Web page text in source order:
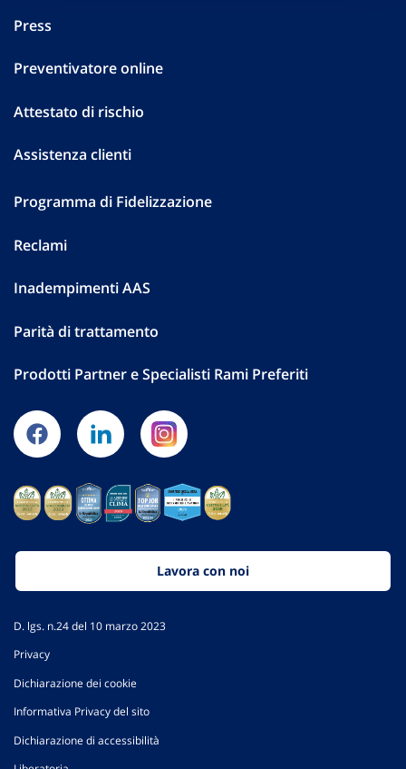
Press
Preventivatore online
Attestato di rischio
Assistenza clienti
Programma di Fidelizzazione
Reclami
Inadempimenti AAS
Parità di trattamento
Prodotti Partner e Specialisti Rami Preferiti
Lavora con noi
D. lgs. n.24 del 10 marzo 2023
Privacy
Dichiarazione dei cookie
Informativa Privacy del sito
Dichiarazione di accessibilità